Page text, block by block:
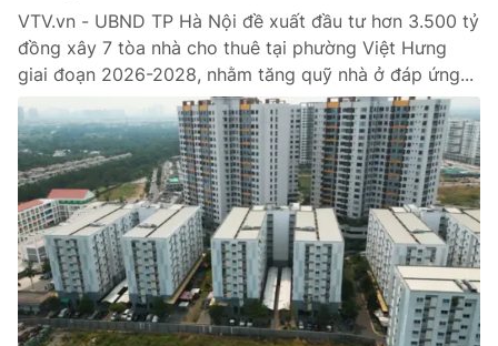
Hậu trường
Nhân vật
Khán giả
Giải sao mai
Điện ảnh
Âm nhạc
Sao
Đời sống
Làm đẹp
Chất lượng cuộc sống
Giáo dục
Tuyển sinh
Học trực tuyến
Công nghệ
Hitech Công nghệ tương lai
Sản phẩm
Thị trường
Giao lưu trực tuyến
Lịch phát sóng
VTV.vn - UBND TP Hà Nội đề xuất đầu tư hơn 3.500 tỷ
đồng xây 7 tòa nhà cho thuê tại phường Việt Hưng
giai đoạn 2026-2028, nhằm tăng quỹ nhà ở đáp ứng...